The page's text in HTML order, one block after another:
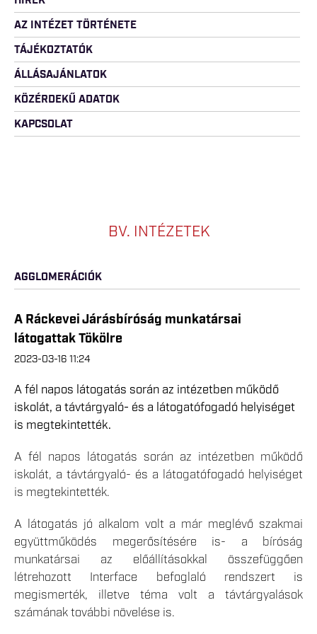
AZ INTÉZET TÖRTÉNETE
TÁJÉKOZTATÓK
ÁLLÁSAJÁNLATOK
KÖZÉRDEKŰ ADATOK
KAPCSOLAT
BV. INTÉZETEK
AGGLOMERÁCIÓK
A Ráckevei Járásbíróság munkatársai
látogattak Tökölre
2023-03-16 11:24
A fél napos látogatás során az intézetben működő
iskolát, a távtárgyaló- és a látogatófogadó helyiséget
is megtekintették.
A fél napos látogatás során az intézetben működő
iskolát, a távtárgyaló- és a látogatófogadó helyiséget
is megtekintették.
A látogatás jó alkalom volt a már meglévő szakmai
együttműködés megerősítésére is- a bíróság
munkatársai az előállításokkal összefüggően
létrehozott Interface befoglaló rendszert is
megismerték, illetve téma volt a távtárgyalások
számának további növelése is.